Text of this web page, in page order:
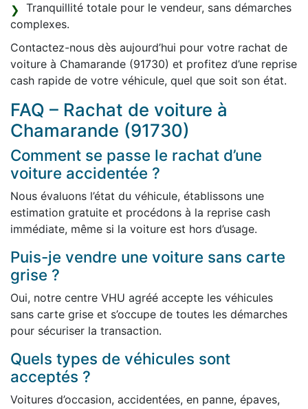
Tranquillité totale pour le vendeur, sans démarches
complexes.
Contactez-nous dès aujourd’hui pour votre rachat de
voiture à Chamarande (91730) et profitez d’une reprise
cash rapide de votre véhicule, quel que soit son état.
FAQ – Rachat de voiture à
Chamarande (91730)
Comment se passe le rachat d’une
voiture accidentée ?
Nous évaluons l’état du véhicule, établissons une
estimation gratuite et procédons à la reprise cash
immédiate, même si la voiture est hors d’usage.
Puis-je vendre une voiture sans carte
grise ?
Oui, notre centre VHU agréé accepte les véhicules
sans carte grise et s’occupe de toutes les démarches
pour sécuriser la transaction.
Quels types de véhicules sont
acceptés ?
Voitures d’occasion, accidentées, en panne, épaves,